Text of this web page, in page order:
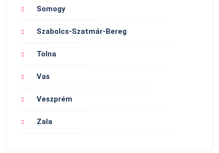
Somogy
Szabolcs-Szatmár-Bereg
Tolna
Vas
Veszprém
Zala